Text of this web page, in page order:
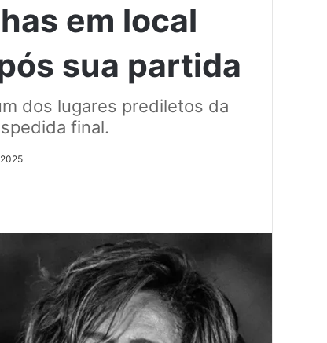
em local
sua partida
dos lugares prediletos da
final.